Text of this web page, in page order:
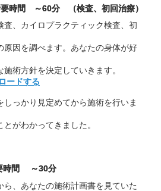
間 ～60分 （検査、初回治療）
査、カイロプラクティック検査、初
因を調べます。あなたの身体が好
術方針を決定していきます。
ードする
しっかり見定めてから施術を行いま
がわかってきました。
時間 ～30分
ら、あなたの施術計画書を見ていた